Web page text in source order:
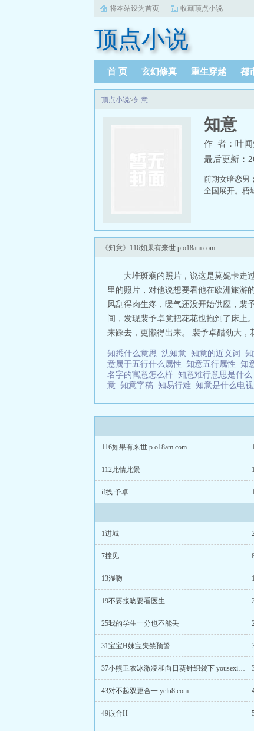
将本站设为首页 收藏顶点小说
顶点小说
首 页 玄幻修真 重生穿越 都
顶点小说>知意
知意
作 者：叶闻
最后更新：
前期女暗恋男
全国展开。梧
《知意》116如果有来世 p o18am com
大堆斑斓的照片，说这是莫妮卡走
里的照片，对他说想要看他在欧洲旅游
风刮得肉生疼，暖气还没开始供应，裴
间，发现裴予卓竟把花花也抱到了床上
来踩去，更懒得出来。 裴予卓醋劲大
知悉什么意思 沈知意 知意的近义词
意属于五行什么属性 知意五行属性 知
名字的寓意怎么样 知意难行意思是什么
意 知意字稿 知易行难 知意是什么电
116如果有来世 p o18am com
112此情此景
if线 予卓
1进城
7撞见
13湿吻
19不要接吻要看医生
25我的学生一分也不能丢
31宝宝H妹宝失禁预警
37小熊卫衣冰激凌和向日葵针织袋下 yousexin com
43对不起双更合一 yelu8 com
49嵌合H